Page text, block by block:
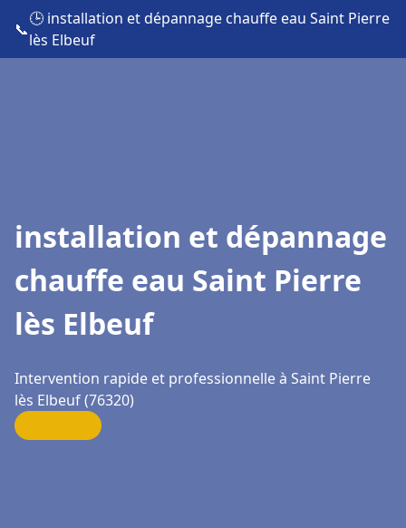
📞
🕒 installation et dépannage chauffe eau Saint Pierre
lès Elbeuf
installation et dépannage
chauffe eau Saint Pierre
lès Elbeuf
Intervention rapide et professionnelle à Saint Pierre
lès Elbeuf (76320)